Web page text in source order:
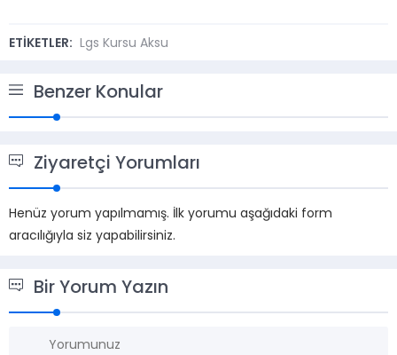
ETİKETLER: Lgs Kursu Aksu
Benzer Konular
Ziyaretçi Yorumları
Henüz yorum yapılmamış. İlk yorumu aşağıdaki form
aracılığıyla siz yapabilirsiniz.
Bir Yorum Yazın